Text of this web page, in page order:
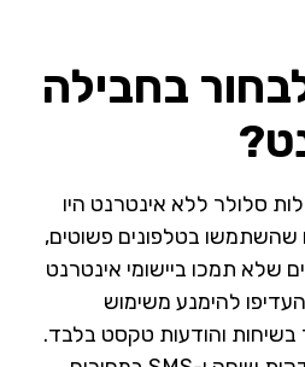
בחבילה
סלולר ללא אינטרנט היו
שהשתמשו בטלפונים פשוטים,
שלא תמכו ביישומי אינטרנט
להימנע משימוש
בשיחות והודעות טקסט בלבד.